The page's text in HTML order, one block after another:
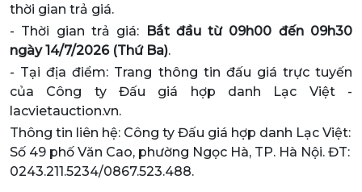
thời gian trả giá.
- Thời gian trả giá: Bắt đầu từ 09h00 đến 09h30
ngày 14/7/2026 (Thứ Ba).
- Tại địa điểm: Trang thông tin đấu giá trực tuyến
của Công ty Đấu giá hợp danh Lạc Việt -
lacvietauction.vn.
Thông tin liên hệ: Công ty Đấu giá hợp danh Lạc Việt:
Số 49 phố Văn Cao, phường Ngọc Hà, TP. Hà Nội. ĐT:
0243.211.5234/0867.523.488.